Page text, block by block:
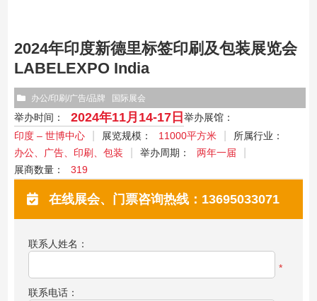
2024年印度新德里标签印刷及包装展览会
LABELEXPO India
办公/印刷/广告/品牌 国际展会
举办时间： 2024年11月14-17日 举办展馆：
印度 – 世博中心
展览规模： 11000平方米
所属行业：
办公、广告、印刷、包装
举办周期：
两年一届
展商数量：
319
在线展会、门票咨询热线：13695033071
联系人姓名：
*
联系电话：